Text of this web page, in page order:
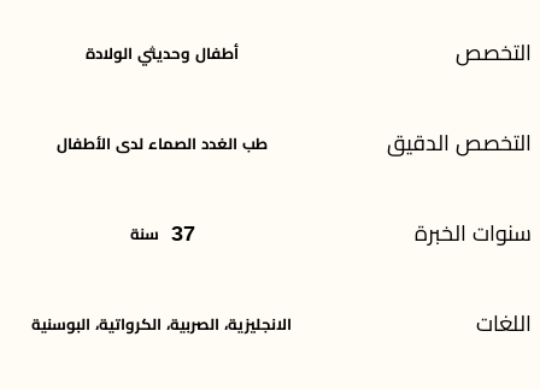
التخصص أطفال وحديثي الولادة
التخصص الدقيق طب الغدد الصماء لدى الأطفال
سنوات الخبرة 37 سنة
اللغات الانجليزية، الصربية، الكرواتية، البوسنية